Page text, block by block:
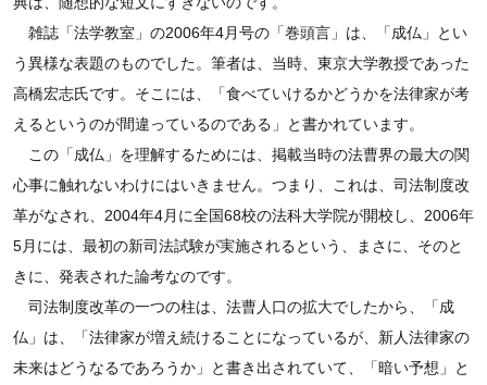
雑誌「法学教室」の2006年4月号の「巻頭言」は、「成仏」とい
う異様な表題のものでした。筆者は、当時、東京大学教授であった
高橋宏志氏です。そこには、「食べていけるかどうかを法律家が考
えるというのが間違っているのである」と書かれています。
この「成仏」を理解するためには、掲載当時の法曹界の最大の関
心事に触れないわけにはいきません。つまり、これは、司法制度改
革がなされ、2004年4月に全国68校の法科大学院が開校し、2006年
5月には、最初の新司法試験が実施されるという、まさに、そのと
きに、発表された論考なのです。
司法制度改革の一つの柱は、法曹人口の拡大でしたから、「成
仏」は、「法律家が増え続けることになっているが、新人法律家の
未来はどうなるであろうか」と書き出されていて、「暗い予想」と